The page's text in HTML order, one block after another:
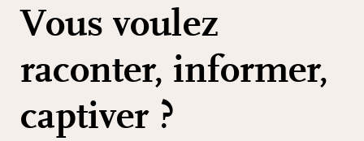
Vous voulez
raconter, informer,
captiver ?